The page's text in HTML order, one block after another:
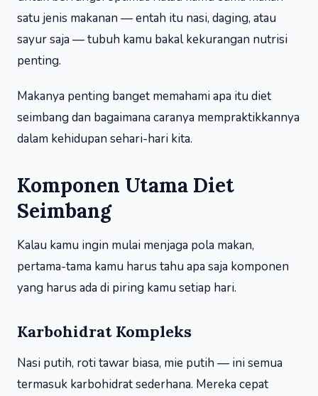
satu jenis makanan — entah itu nasi, daging, atau
sayur saja — tubuh kamu bakal kekurangan nutrisi
penting.
Makanya penting banget memahami apa itu diet
seimbang dan bagaimana caranya mempraktikkannya
dalam kehidupan sehari-hari kita.
Komponen Utama Diet
Seimbang
Kalau kamu ingin mulai menjaga pola makan,
pertama-tama kamu harus tahu apa saja komponen
yang harus ada di piring kamu setiap hari.
Karbohidrat Kompleks
Nasi putih, roti tawar biasa, mie putih — ini semua
termasuk karbohidrat sederhana. Mereka cepat